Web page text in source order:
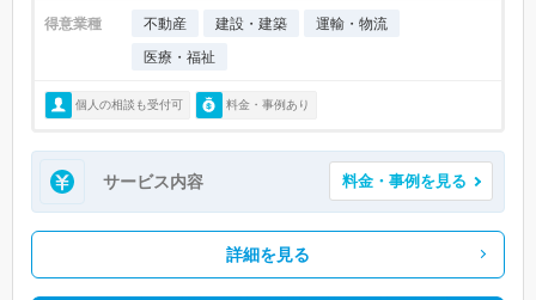
得意業種 不動産 建設・建築
運輸・物流
医療・福祉
個人の相談も受付可 料金・事例あり
サービス内容 料金・事例を見る
詳細を見る